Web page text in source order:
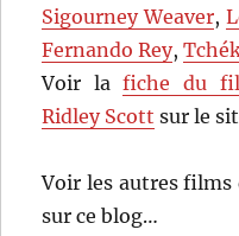
Sigourney Weaver,
Fernando Rey,
Voir lafiche du
Ridley Scott sur le
Voir les autres
sur ce blog…